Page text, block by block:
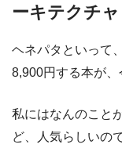
ーキテクチ
ヘネパタといって
8,900円する本が、
私にはなんのこと
ど、人気らしいの